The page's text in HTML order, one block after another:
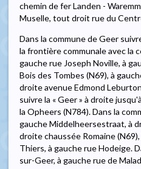
chemin de fer Landen -
Muselle, tout droit rue du
Dans la commune de Geer
la frontière communale avec la
gauche rue Joseph Noville, à
Bois des Tombes (N69), à
droite avenue Edmond
suivre la « Geer » à droite
la Opheers (N784). Dans la
gauche Middelheersestraat, à
droite chaussée Romaine
Thiers, à gauche rue Hodeige.
sur-Geer, à gauche rue de